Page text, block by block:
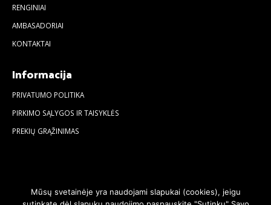
RENGINIAI
AMBASADORIAI
KONTAKTAI
Informacija
PRIVATUMO POLITIKA
PIRKIMO SĄLYGOS IR TAISYKLĖS
PREKIŲ GRĄŽINIMAS
Mūsų svetainėje yra naudojami slapukai (cookies), jeigu